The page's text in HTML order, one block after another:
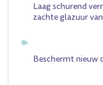
Laag schurend
zachte glazuur
Beschermt nieuw